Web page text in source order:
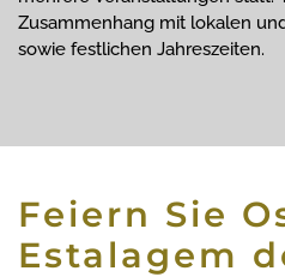
Zusammenhang mit lokalen
sowie festlichen Jahreszeiten.
Feiern Sie
Estalagem